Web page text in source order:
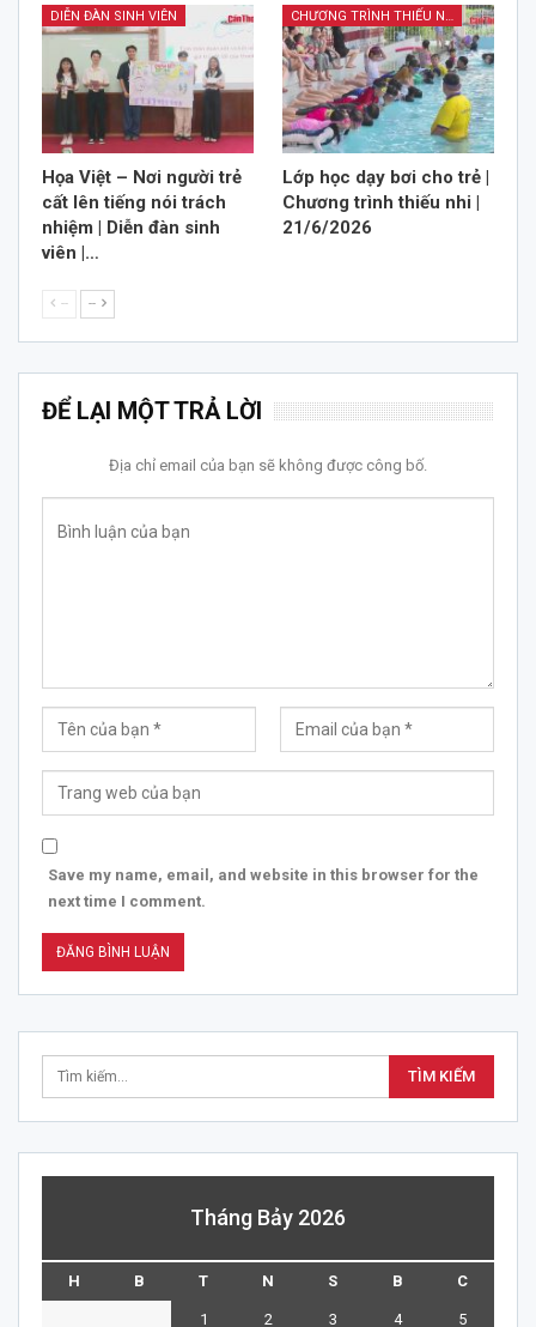
DIỄN ĐÀN SINH VIÊN
Họa Việt – Nơi người trẻ
cất lên tiếng nói trách
nhiệm | Diễn đàn sinh
viên |…
CHƯƠNG TRÌNH THIẾU NHI
Lớp học dạy bơi cho trẻ |
Chương trình thiếu nhi |
21/6/2026
-- --
ĐỂ LẠI MỘT TRẢ LỜI
Địa chỉ email của bạn sẽ không được công bố.
Save my name, email, and website in this browser for the
next time I comment.
Tháng Bảy 2026
H B T N S B C
1 2 3 4 5